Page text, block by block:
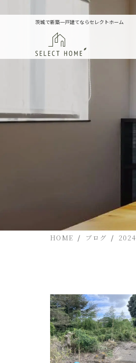
茨城で新築一戸建てならセレクトホーム
HOME ブログ 2024